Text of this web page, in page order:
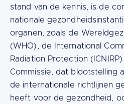
stand van de kennis, is de
nationale
organen, zoals de
(WHO), de International
Radiation Protection
Commissie, dat blootstelling
de internationale richtlijnen
heeft voor de gezondheid,